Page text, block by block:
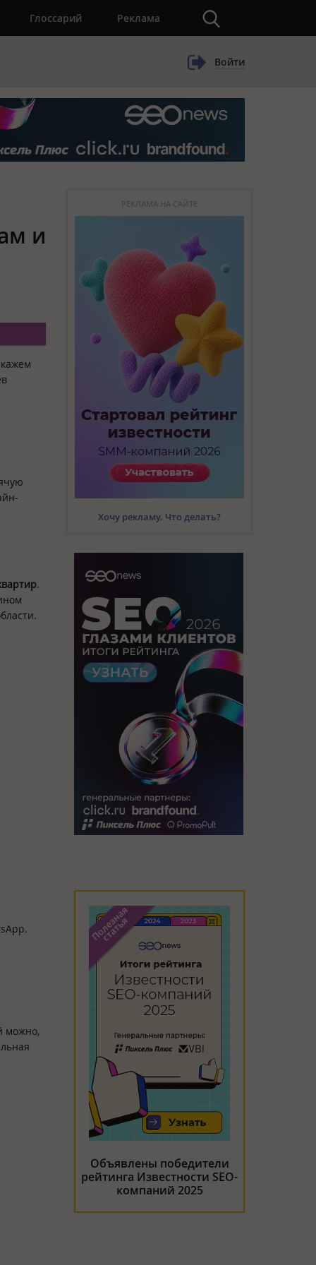
Глоссарий Реклама
Войти
и
.
можно,
РЕКЛАМА НА САЙТЕ
Хочу рекламу. Что делать?
Объявлены победители
рейтинга Известности SEO-
компаний 2025